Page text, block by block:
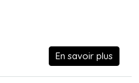
En savoir plus